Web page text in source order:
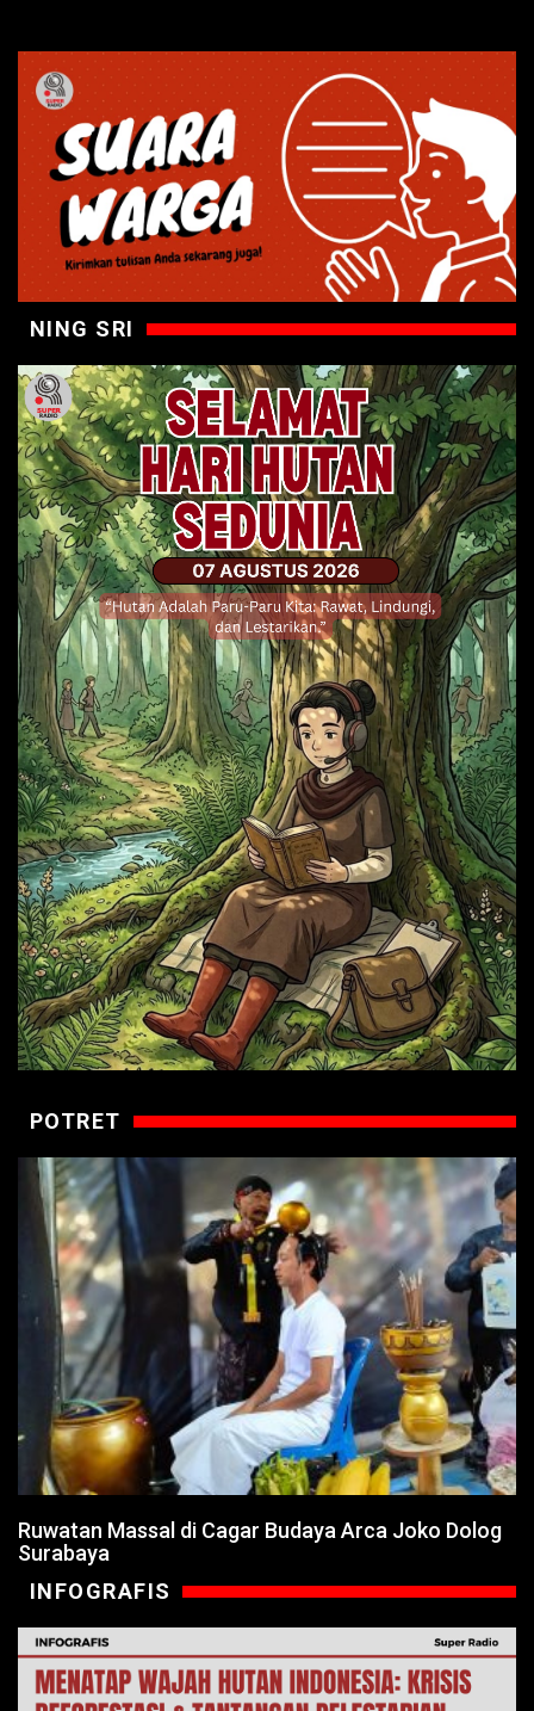
NING SRI
POTRET
Ruwatan Massal di Cagar Budaya Arca Joko Dolog
Surabaya
INFOGRAFIS